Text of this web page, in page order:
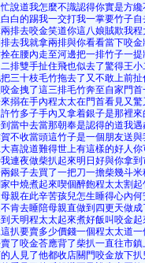
說道我怎麼不識認得你實是方
白的踢我一交打我一掌要竹子
排去咬金笑道你這八娘賊欺我
去我就拿兩排與你看看當下咬
在腰內走至河邊把一排竹子一
排雙手扯住飛也似去了驚得王
三十枝毛竹拖去了又不敢上前
金拽了這三排毛竹奔至自家門
搦在手內程太太在門首看見又
竹多子手內又拿着銀子是那裡
當中去當那朝奉是認得的道我
不收當頭這竹子是一個朋友送
喜說道難得世上有這樣的好人
連夜做柴扒起來明日好與你拿
銀子去買了一把刀一擔柴幾斗
中燒煮起來喫個醉飽程太太割
親在此辛苦孩兒怎生睡得心內
肯去睡陪母親直做到四更天做
天明程太太起來煮好飯叫咬金
扒要賣多少價錢一個程太太道
了咬金荅應背了柴扒一直往市
人見了他都收店關門咬金放下